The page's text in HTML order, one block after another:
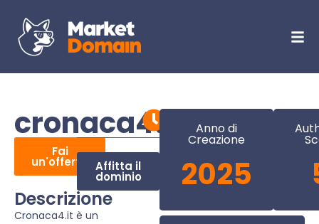
cronaca4.it
Fai
un'offerta Affitta il
dominio
Descrizione
Cronaca4.it è un
Anno di
Creazione
2025